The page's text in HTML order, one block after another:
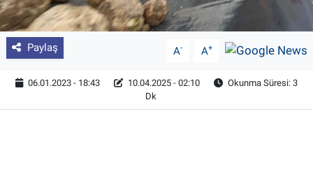
Paylaş A- A+
06.01.2023 - 18:43 10.04.2025 - 02:10
Okunma Süresi: 3
Dk